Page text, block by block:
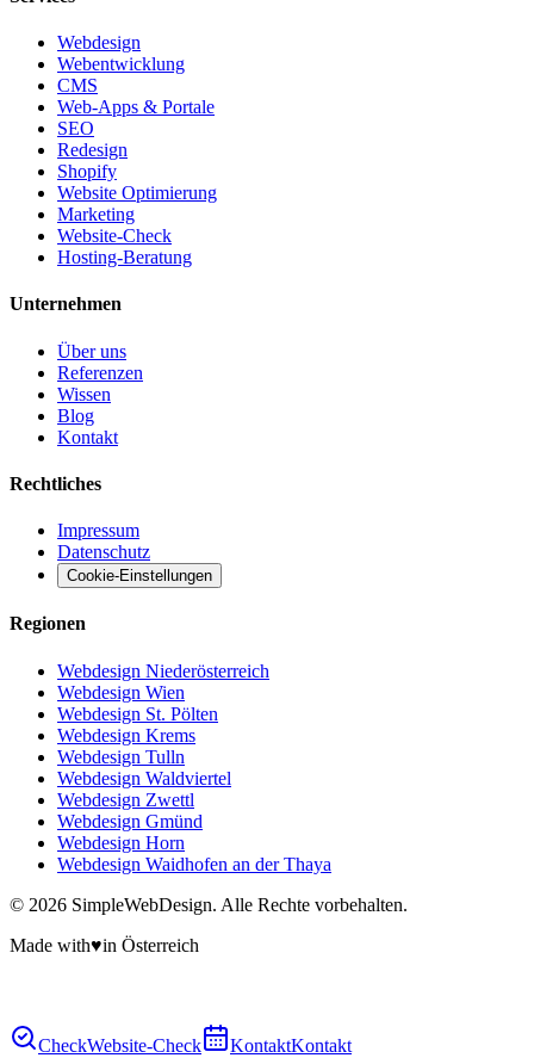
Webdesign
Webentwicklung
CMS
Web-Apps & Portale
SEO
Redesign
Shopify
Website Optimierung
Marketing
Website-Check
Hosting-Beratung
Unternehmen
Über uns
Referenzen
Wissen
Blog
Kontakt
Rechtliches
Impressum
Datenschutz
Cookie-Einstellungen
Regionen
Webdesign Niederösterreich
Webdesign Wien
Webdesign St. Pölten
Webdesign Krems
Webdesign Tulln
Webdesign Waldviertel
Webdesign Zwettl
Webdesign Gmünd
Webdesign Horn
Webdesign Waidhofen an der Thaya
© 2026 SimpleWebDesign. Alle Rechte vorbehalten.
Made with♥in Österreich
CheckWebsite-Check KontaktKontakt